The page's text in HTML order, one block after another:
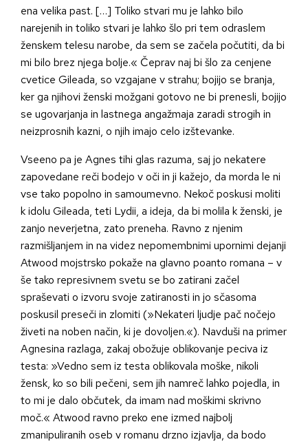
ena velika past. […] Toliko stvari mu je lahko bilo
narejenih in toliko stvari je lahko šlo pri tem odraslem
ženskem telesu narobe, da sem se začela počutiti, da bi
mi bilo brez njega bolje.« Čeprav naj bi šlo za cenjene
cvetice Gileada, so vzgajane v strahu; bojijo se branja,
ker ga njihovi ženski možgani gotovo ne bi prenesli, bojijo
se ugovarjanja in lastnega angažmaja zaradi strogih in
neizprosnih kazni, o njih imajo celo izštevanke.
Vseeno pa je Agnes tihi glas razuma, saj jo nekatere
zapovedane reči bodejo v oči in ji kažejo, da morda le ni
vse tako popolno in samoumevno. Nekoč poskusi moliti
k idolu Gileada, teti Lydii, a ideja, da bi molila k ženski, je
zanjo neverjetna, zato preneha. Ravno z njenim
razmišljanjem in na videz nepomembnimi upornimi dejanji
Atwood mojstrsko pokaže na glavno poanto romana – v
še tako represivnem svetu se bo zatirani začel
spraševati o izvoru svoje zatiranosti in jo sčasoma
poskusil preseči in zlomiti (»Nekateri ljudje pač nočejo
živeti na noben način, ki je dovoljen.«). Navduši na primer
Agnesina razlaga, zakaj obožuje oblikovanje peciva iz
testa: »Vedno sem iz testa oblikovala moške, nikoli
žensk, ko so bili pečeni, sem jih namreč lahko pojedla, in
to mi je dalo občutek, da imam nad moškimi skrivno
moč.« Atwood ravno preko ene izmed najbolj
zmanipuliranih oseb v romanu drzno izjavlja, da bodo